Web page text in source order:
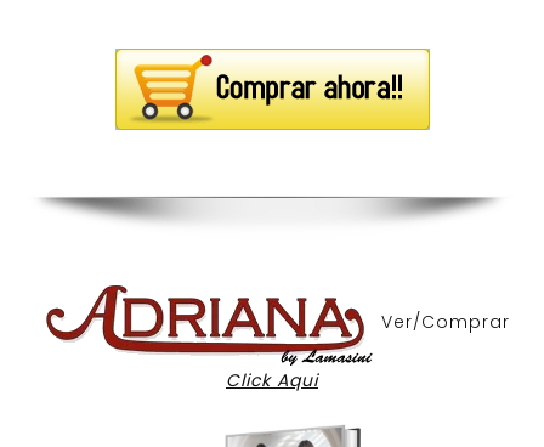
Ver/Comprar
Click Aqui